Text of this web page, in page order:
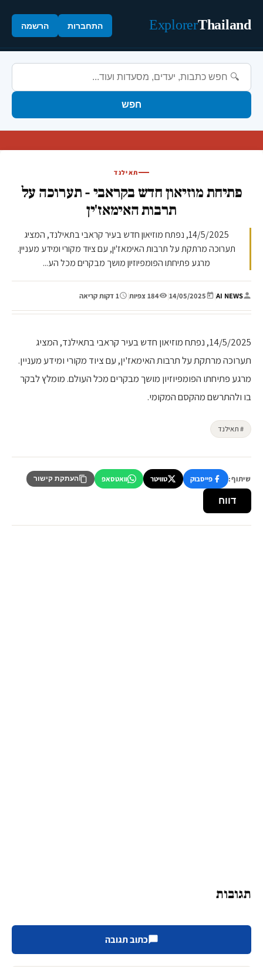
Thailand
Explorer התחברות הרשמה
חפש
תאילנד
פתיחת מוזיאון חדש בקראבי - תערוכה על
תרבות האימאז'ין
14/5/2025, נפתח מוזיאון חדש בעיר קראבי בתאילנד, המציג
תערוכה מרתקת על תרבות האימאז'ין, עם ציוד מקורי ומידע מעניין.
מרגע פתיחתו הפומפיוזיון מושך מבקרים מכל הע...
AI NEWS
|
14/05/2025
| 184 צפיות | 1 דקות קריאה
14/5/2025, נפתח מוזיאון חדש בעיר קראבי בתאילנד, המציג
תערוכה מרתקת על תרבות האימאז'ין, עם ציוד מקורי ומידע מעניין.
מרגע פתיחתו הפומפיוזיון מושך מבקרים מכל העולם. מומלץ לבקר
בו ולהתרשם מהקסם המקומי.
# תאילנד
שיתוף: פייסבוק טוויטר וואטסאפ העתקת קישור
דווח
תגובות
כתוב תגובה